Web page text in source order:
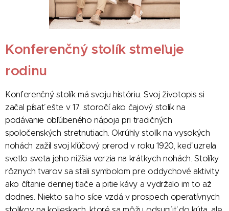
Konferenčný stolík stmeľuje
rodinu
Konferenčný stolík má svoju históriu. Svoj životopis si
začal písať ešte v 17. storočí ako čajový stolík na
podávanie obľúbeného nápoja pri tradičných
spoločenských stretnutiach. Okrúhly stolík na vysokých
nohách zažil svoj kľúčový prerod v roku 1920, keď uzrela
svetlo sveta jeho nižšia verzia na krátkych nohách. Stolíky
rôznych tvarov sa stali symbolom pre oddychové aktivity
ako čítanie dennej tlače a pitie kávy a vydržalo im to až
dodnes. Niekto sa ho síce vzdá v prospech operatívnych